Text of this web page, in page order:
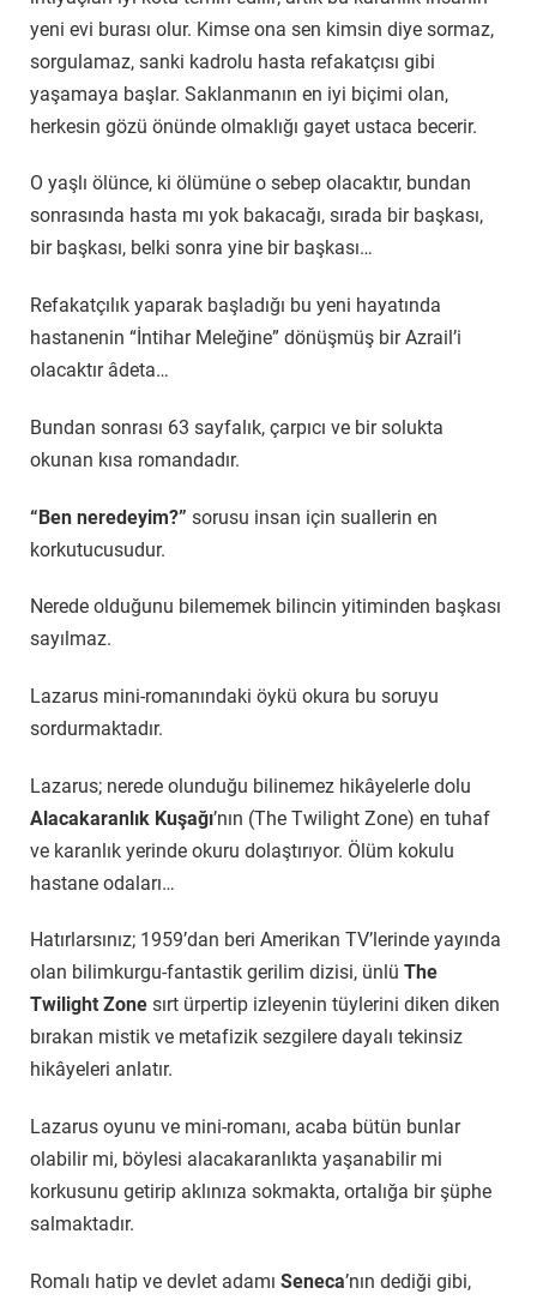
yeni evi burası olur. Kimse ona sen kimsin diye sormaz,
sorgulamaz, sanki kadrolu hasta refakatçısı gibi
yaşamaya başlar. Saklanmanın en iyi biçimi olan,
herkesin gözü önünde olmaklığı gayet ustaca becerir.
O yaşlı ölünce, ki ölümüne o sebep olacaktır, bundan
sonrasında hasta mı yok bakacağı, sırada bir başkası,
bir başkası, belki sonra yine bir başkası…
Refakatçılık yaparak başladığı bu yeni hayatında
hastanenin “İntihar Meleğine” dönüşmüş bir Azrail’i
olacaktır âdeta…
Bundan sonrası 63 sayfalık, çarpıcı ve bir solukta
okunan kısa romandadır.
“Ben neredeyim?” sorusu insan için suallerin en
korkutucusudur.
Nerede olduğunu bilememek bilincin yitiminden başkası
sayılmaz.
Lazarus mini-romanındaki öykü okura bu soruyu
sordurmaktadır.
Lazarus; nerede olunduğu bilinemez hikâyelerle dolu
Alacakaranlık Kuşağı’nın (The Twilight Zone) en tuhaf
ve karanlık yerinde okuru dolaştırıyor. Ölüm kokulu
hastane odaları…
Hatırlarsınız; 1959’dan beri Amerikan TV’lerinde yayında
olan bilimkurgu-fantastik gerilim dizisi, ünlü The
Twilight Zone sırt ürpertip izleyenin tüylerini diken diken
bırakan mistik ve metafizik sezgilere dayalı tekinsiz
hikâyeleri anlatır.
Lazarus oyunu ve mini-romanı, acaba bütün bunlar
olabilir mi, böylesi alacakaranlıkta yaşanabilir mi
korkusunu getirip aklınıza sokmakta, ortalığa bir şüphe
salmaktadır.
Romalı hatip ve devlet adamı Seneca’nın dediği gibi,